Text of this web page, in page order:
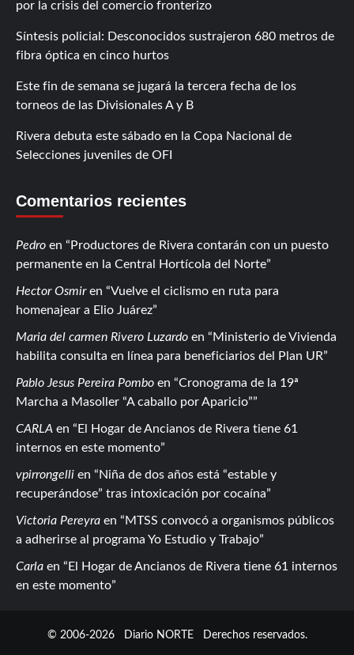
por la crisis del comercio fronterizo
Síntesis policial: Desconocidos sustrajeron 680 metros de
fibra óptica en cinco hurtos
Este fin de semana se jugará la tercera fecha de los
torneos de las Divisionales A y B
Rivera debuta este sábado en la Copa Nacional de
Selecciones juveniles de OFI
Comentarios recientes
Pedro en
Productores de Rivera contarán con un puesto
permanente en la Central Hortícola del Norte
Hector Osmiren
Vuelve el ciclismo en ruta para
homenajear a Elio Juárez
Maria del carmen Rivero Luzardo en
Ministerio de Vivienda
habilita consulta en línea para beneficiarios del Plan UR
Pablo Jesus Pereira Pombo en
Cronograma de la 19ª
Marcha a Masoller “A caballo por Aparicio”
CARLA en
El Hogar de Ancianos de Rivera tiene 61
internos en este momento
vpirrongelli en
Niña de dos años está “estable y
recuperándose” tras intoxicación por cocaína
Victoria Pereyra en
MTSS convocó a organismos públicos
a adherirse al programa Yo Estudio y Trabajo
Carla en
El Hogar de Ancianos de Rivera tiene 61 internos
en este momento
© 2006-2026 Diario NORTE Derechos reservados.